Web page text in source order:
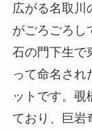
広がる名取川
がごろごろし
石の門下生で
って命名され
ットです。覗
ており、巨岩